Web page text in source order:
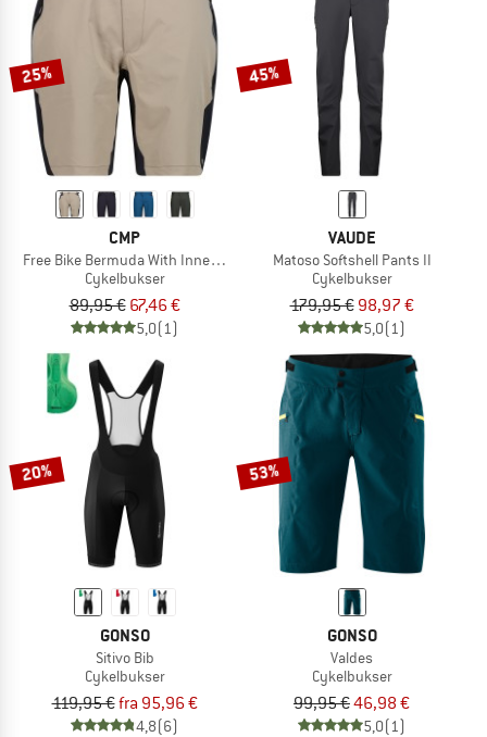
25%
CMP
Free Bike Bermuda With Inner Mesh Underwear
Cykelbukser
89,95 € 67,46 €
5,0(1)
45%
VAUDE
Matoso Softshell Pants II
Cykelbukser
179,95 € 98,97 €
5,0(1)
20%
GONSO
Sitivo Bib
Cykelbukser
119,95 €fra 95,96 €
4,8(6)
53%
GONSO
Valdes
Cykelbukser
99,95 €46,98 €
5,0(1)